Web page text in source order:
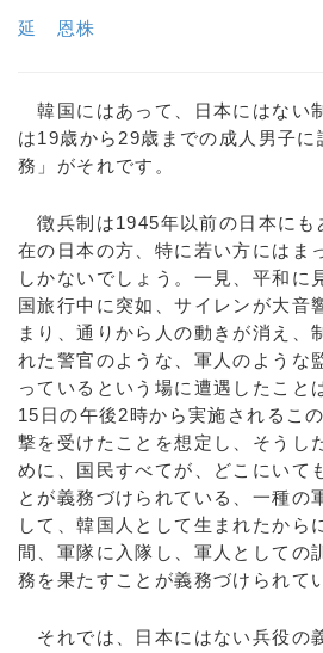
延 恩株
韓国にはあって、日本にはない
は19歳から29歳までの成人男子
務」がそれです。
徴兵制は1945年以前の日本にも
在の日本の方、特に若い方にはま
しかないでしょう。一見、平和に
国旅行中に突如、サイレンが大音
まり、通りから人の動きが消え、
れた警官のような、軍人のような
っているという場に遭遇したこと
15日の午後2時から実施されるこ
撃を受けたことを想定し、そうし
めに、国民すべてが、どこにいて
とが義務づけられている、一種の
して、韓国人として生まれたから
間、軍隊に入隊し、軍人としての
務を果たすことが義務づけられて
それでは、日本にはない兵役の